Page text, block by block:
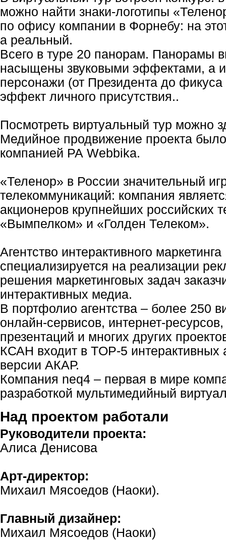
можно найти знаки-логотипы
по офису компании в Форнебу: на
а реальный.
Всего в туре 20 панорам. Панорамы
насыщены звуковыми эффектами, а
персонажи (от Президента до
эффект личного присутствия..
Посмотреть виртуальный тур можно
Медийное продвижение проекта
компанией РА Webbika.
«Теленор» в России значительный
телекоммуникаций: компания
акционеров крупнейших российских
«Вымпелком» и «Голден Телеком».
Агентство интерактивного
специализируется на реализации
решения маркетинговых задач
интерактивных медиа.
В портфолио агентства – более 250
онлайн-сервисов, интернет-
презентаций и многих других
КСАН входит в TOP-5 интерактивных
версии АКАР.
Компания neq4 – первая в мире
разработкой мультимедийный
Над проектом работали
Руководители проекта:
Алиса Денисова
Арт-директор:
Михаил Мясоедов (Наоки).
Главный дизайнер:
Михаил Мясоедов (Наоки)